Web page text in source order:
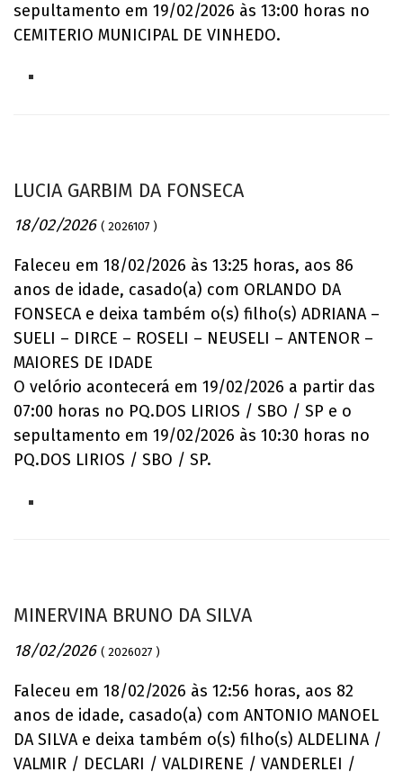
sepultamento em 19/02/2026 às 13:00 horas no
CEMITERIO MUNICIPAL DE VINHEDO.
LUCIA GARBIM DA FONSECA
18/02/2026 ( 2026107 )
Faleceu em 18/02/2026 às 13:25 horas, aos 86
anos de idade, casado(a) com ORLANDO DA
FONSECA e deixa também o(s) filho(s) ADRIANA –
SUELI – DIRCE – ROSELI – NEUSELI – ANTENOR –
MAIORES DE IDADE
O velório acontecerá em 19/02/2026 a partir das
07:00 horas no PQ.DOS LIRIOS / SBO / SP e o
sepultamento em 19/02/2026 às 10:30 horas no
PQ.DOS LIRIOS / SBO / SP.
MINERVINA BRUNO DA SILVA
18/02/2026 ( 2026027 )
Faleceu em 18/02/2026 às 12:56 horas, aos 82
anos de idade, casado(a) com ANTONIO MANOEL
DA SILVA e deixa também o(s) filho(s) ALDELINA /
VALMIR / DECLARI / VALDIRENE / VANDERLEI /